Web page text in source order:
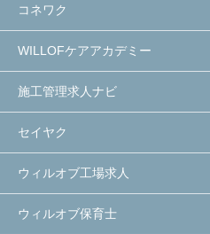
コネワク
WILLOFケアアカデミー
施工管理求人ナビ
セイヤク
ウィルオブ工場求人
ウィルオブ保育士